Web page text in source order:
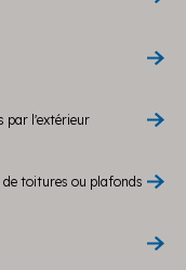
par l'extérieur
toitures ou plafonds